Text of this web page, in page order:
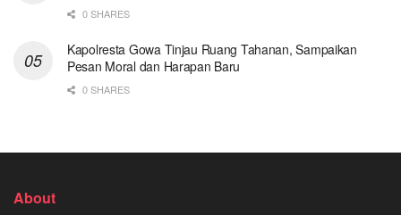
0 SHARES
Kapolresta Gowa Tinjau Ruang Tahanan, Sampaikan
Pesan Moral dan Harapan Baru
0 SHARES
About